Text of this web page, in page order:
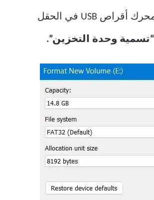
4. أدخل اسمًا لمحرك أقراص USB في الحقل
“تسمية وحدة التخزين”.